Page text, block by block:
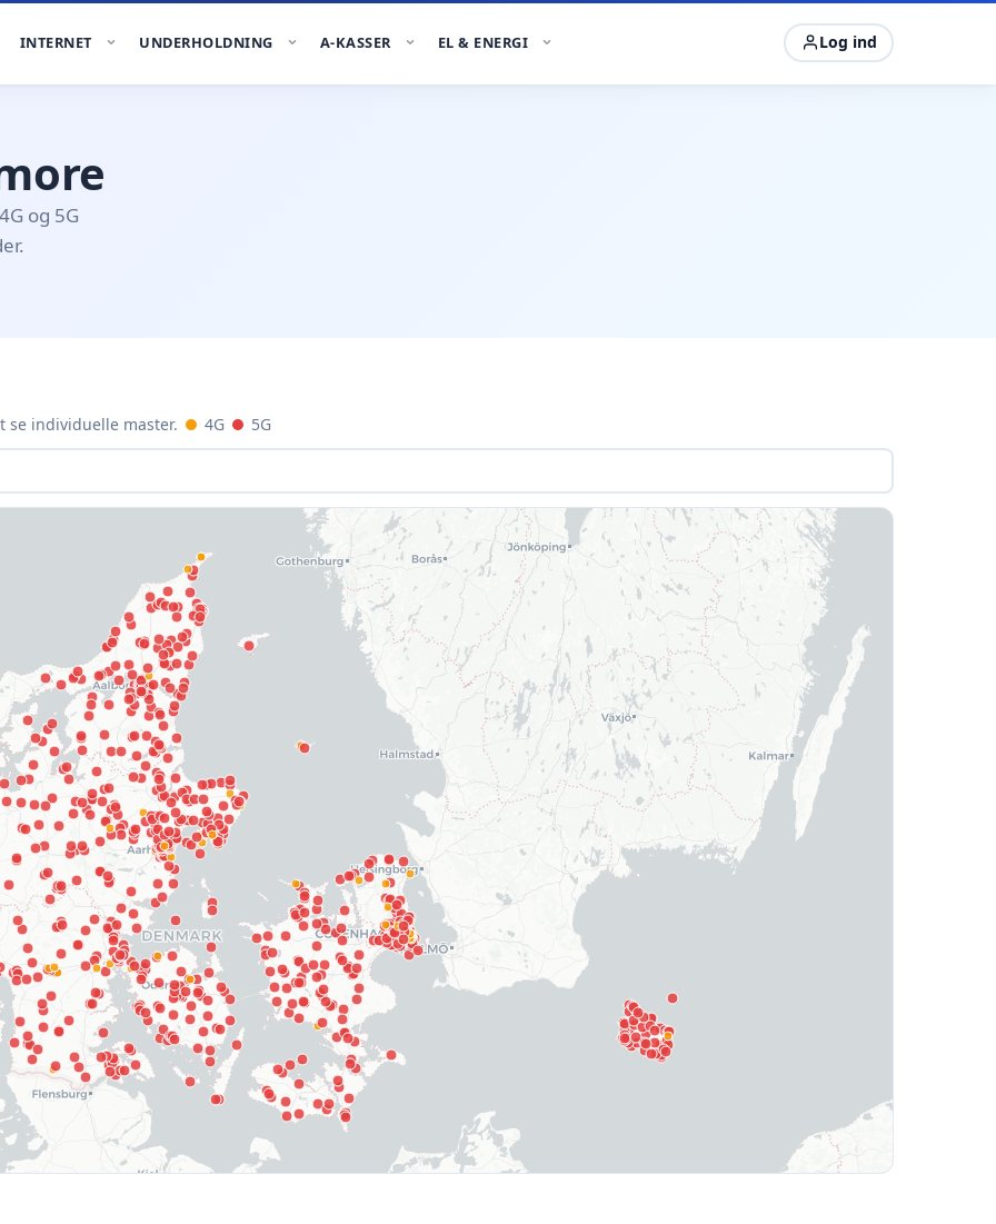
INTERNET UNDERHOLDNING A-KASSER EL & ENERGI Log ind
og 5G
se individuelle master. 4G 5G